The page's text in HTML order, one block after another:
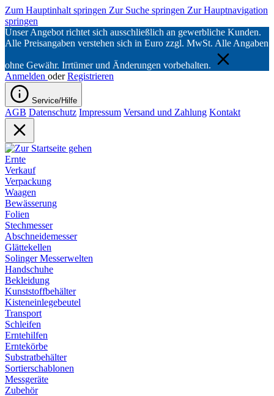
Zum Hauptinhalt springen Zur Suche springen Zur Hauptnavigation
springen
Unser Angebot richtet sich ausschließlich an gewerbliche Kunden.
Alle Preisangaben verstehen sich in Euro zzgl. MwSt. Alle Angaben
ohne Gewähr. Irrtümer und Änderungen vorbehalten.
Anmelden oder Registrieren
Service/Hilfe
AGB Datenschutz Impressum Versand und Zahlung Kontakt
Ernte
Verkauf
Verpackung
Waagen
Bewässerung
Folien
Stechmesser
Abschneidemesser
Glättekellen
Solinger Messerwelten
Handschuhe
Bekleidung
Kunststoffbehälter
Kisteneinlegebeutel
Transport
Schleifen
Erntehilfen
Erntekörbe
Substratbehälter
Sortierschablonen
Messgeräte
Zubehör